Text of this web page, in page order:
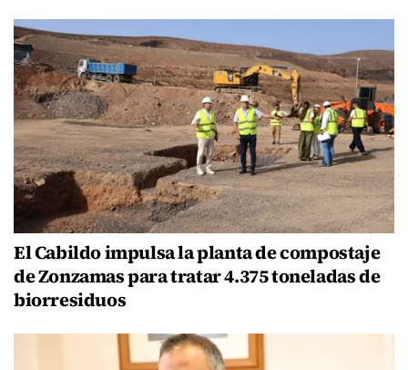
El Cabildo impulsa la planta de compostaje
de Zonzamas para tratar 4.375 toneladas de
biorresiduos